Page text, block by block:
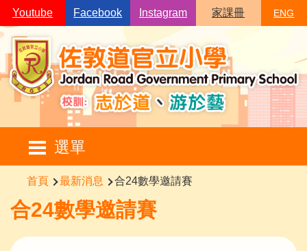
移至主內容
Youtube Facebook Instagram 家課冊 ENG
選單
Main
navigation
導
航
連
首頁 最新消息 合24數學邀請賽
合24數學邀請賽